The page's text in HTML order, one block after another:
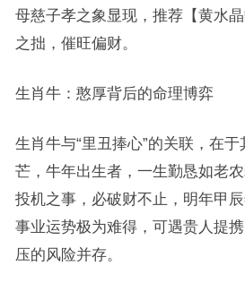
母慈子孝之象显现，推荐【黄水
之拙，催旺偏财。
生肖牛：憨厚背后的命理博弈
生肖牛与“里丑捧心”的关联，在
芒，牛年出生者，一生勤恳如老
投机之事，必破财不止，明年甲
事业运势极为难得，可遇贵人提
压的风险并存。